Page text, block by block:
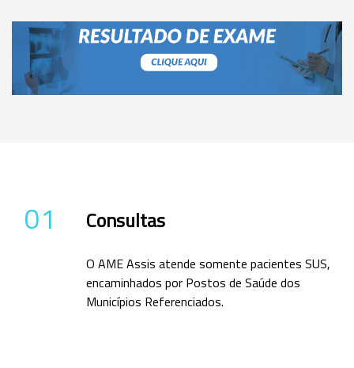
01 Consultas
O AME Assis atende somente pacientes SUS,
encaminhados por Postos de Saúde dos
Municípios Referenciados.